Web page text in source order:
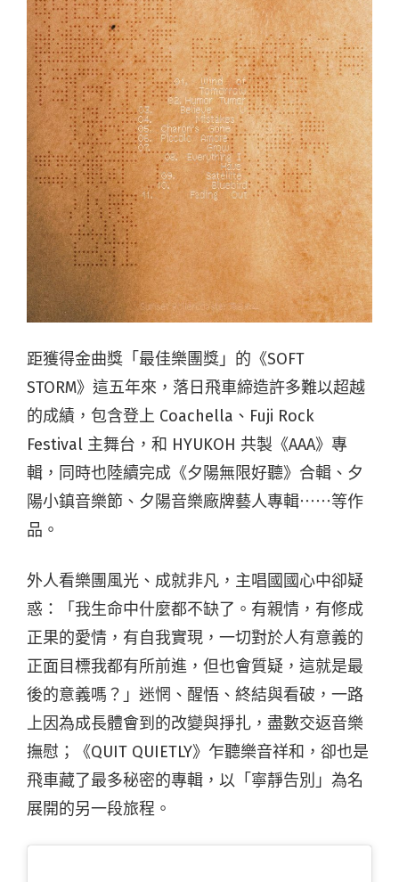
距獲得金曲獎「最佳樂團獎」的 《SOFT
STORM》這五年來，落日飛車締造許多難以超越
的成績，包含登上 Coachella、Fuji Rock
Festival 主舞台，和 HYUKOH 共製《AAA》專
輯，同時也陸續完成《夕陽無限好聽》合輯、夕
陽小鎮音樂節、夕陽音樂廠牌藝人專輯⋯⋯等作
品。
外人看樂團風光、成就非凡，主唱國國心中卻疑
惑：「我生命中什麼都不缺了。有親情，有修成
正果的愛情，有自我實現，一切對於人有意義的
正面目標我都有所前進，但也會質疑，這就是最
後的意義嗎？」迷惘、醒悟、終結與看破，一路
上因為成長體會到的改變與掙扎，盡數交返音樂
撫慰；
《QUIT QUIETLY》乍聽樂音祥和，卻也是
飛車藏了最多秘密的專輯，以「寧靜告別」為名
展開的另一段旅程。